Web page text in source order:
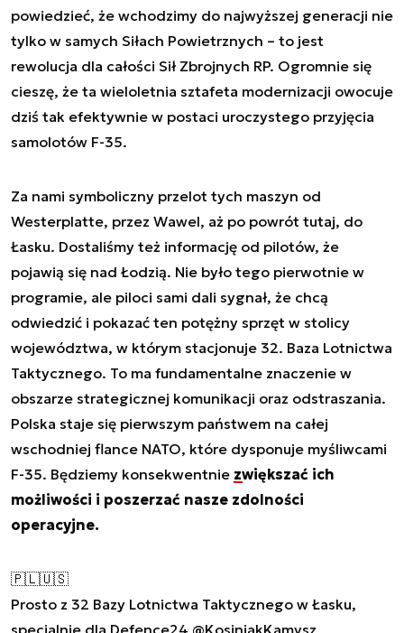
powiedzieć, że wchodzimy do najwyższej generacji nie
tylko w samych Siłach Powietrznych – to jest
rewolucja dla całości Sił Zbrojnych RP. Ogromnie się
cieszę, że ta wieloletnia sztafeta modernizacji owocuje
dziś tak efektywnie w postaci uroczystego przyjęcia
samolotów F-35.
Za nami symboliczny przelot tych maszyn od
Westerplatte, przez Wawel, aż po powrót tutaj, do
Łasku. Dostaliśmy też informację od pilotów, że
pojawią się nad Łodzią. Nie było tego pierwotnie w
programie, ale piloci sami dali sygnał, że chcą
odwiedzić i pokazać ten potężny sprzęt w stolicy
województwa, w którym stacjonuje 32. Baza Lotnictwa
Taktycznego. To ma fundamentalne znaczenie w
obszarze strategicznej komunikacji oraz odstraszania.
Polska staje się pierwszym państwem na całej
wschodniej flance NATO, które dysponuje myśliwcami
F-35. Będziemy konsekwentnie zwiększać ich
możliwości i poszerzać nasze zdolności
operacyjne.
🇵🇱🇺🇸
Prosto z 32 Bazy Lotnictwa Taktycznego w Łasku,
specjalnie dla Defence24 @KosiniakKamysz